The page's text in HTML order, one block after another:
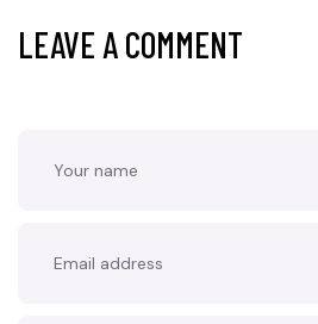
LEAVE A COMMENT